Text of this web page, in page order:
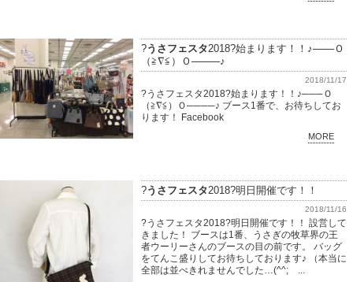
?うさフェスタ2018?始まります！！♪───Ｏ
（≧∇≦）Ｏ────♪
2018/11/17
?うさフェスタ2018?始まります！！♪───Ｏ
（≧∇≦）Ｏ────♪ ブース1番で、お待ちしてお
ります！ Facebook
MORE
?うさフェスタ2018?明日開催です！！
2018/11/16
?うさフェスタ2018?明日開催です！！ 設営して
きました！ ブースは1番、うさぎの牧草界の王
者ウーリーさんのブースの目の前です。 バッグ
をてんこ盛りしてお待ちしております♪ （本当に
全部は並べきれませんでした…(^^; ...